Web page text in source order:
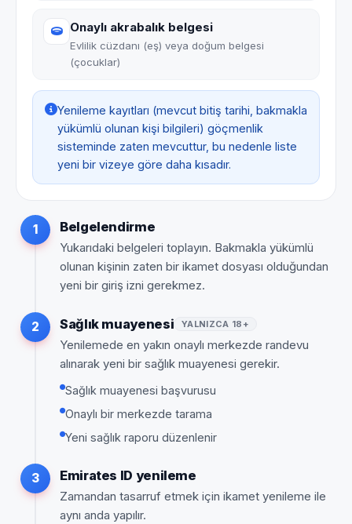
Onaylı akrabalık belgesi
Evlilik cüzdanı (eş) veya doğum belgesi
(çocuklar)
Yenileme kayıtları (mevcut bitiş tarihi, bakmakla
yükümlü olunan kişi bilgileri) göçmenlik
sisteminde zaten mevcuttur, bu nedenle liste
yeni bir vizeye göre daha kısadır.
1 Belgelendirme
Yukarıdaki belgeleri toplayın. Bakmakla yükümlü
olunan kişinin zaten bir ikamet dosyası olduğundan
yeni bir giriş izni gerekmez.
2 Sağlık muayenesi YALNIZCA 18+
Yenilemede en yakın onaylı merkezde randevu
alınarak yeni bir sağlık muayenesi gerekir.
Sağlık muayenesi başvurusu
Onaylı bir merkezde tarama
Yeni sağlık raporu düzenlenir
3 Emirates ID yenileme
Zamandan tasarruf etmek için ikamet yenileme ile
aynı anda yapılır.